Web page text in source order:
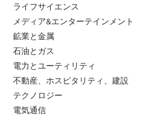
ライフサイエンス
メディア&エンターテインメント
鉱業と金属
石油とガス
電力とユーティリティ
不動産、ホスピタリティ、建設
テクノロジー
電気通信